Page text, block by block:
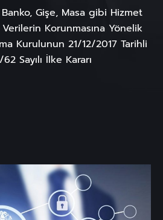
Banko, Gişe, Masa gibi Hizmet
Korunmasına Yönelik
Kurulunun 21/12/2017 Tarihli
Sayılı İlke Kararı